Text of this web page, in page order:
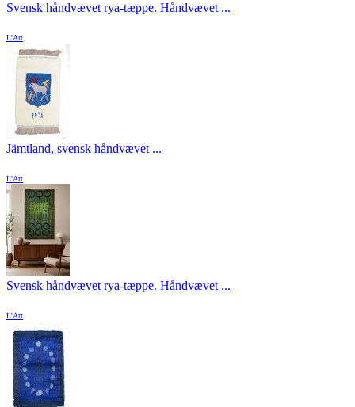
Svensk håndvævet rya-tæppe. Håndvævet ...
L'Art
Jämtland, svensk håndvævet ...
L'Art
Svensk håndvævet rya-tæppe. Håndvævet ...
L'Art